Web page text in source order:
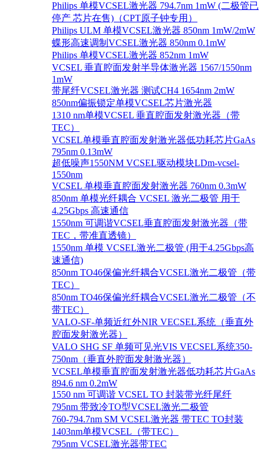
Philips 单模VCSEL激光器 794.7nm 1mW (二极管已
停产 芯片在售)（CPT原子钟专用）
Philips ULM 单模VCSEL激光器 850nm 1mW/2mW
蝶形高速调制VCSEL激光器 850nm 0.1mW
Philips 单模VCSEL激光器 852nm 1mW
VCSEL 垂直腔面发射半导体激光器 1567/1550nm
1mW
带尾纤VCSEL激光器 测试CH4 1654nm 2mW
850nm偏振锁定单模VCSEL芯片激光器
1310 nm单模VCSEL 垂直腔面发射激光器（带
TEC）
VCSEL单模垂直腔面发射激光器低功耗芯片GaAs
795nm 0.13mW
超低噪声1550NM VCSEL驱动模块LDm-vcsel-
1550nm
VCSEL 单模垂直腔面发射激光器 760nm 0.3mW
850nm 单模光纤耦合 VCSEL 激光二极管 用于
4.25Gbps 高速通信
1550nm 可调谐VCSEL垂直腔面发射激光器（带
TEC，带准直透镜）
1550nm 单模 VCSEL激光二极管 (用于4.25Gbps高
速通信)
850nm TO46保偏光纤耦合VCSEL激光二极管（带
TEC）
850nm TO46保偏光纤耦合VCSEL激光二极管（不
带TEC）
VALO-SF-单频近红外NIR VECSEL系统（垂直外
腔面发射激光器）
VALO SHG SF 单频可见光VIS VECSEL系统350-
750nm（垂直外腔面发射激光器）
VCSEL单模垂直腔面发射激光器低功耗芯片GaAs
894.6 nm 0.2mW
1550 nm 可调谐 VCSEL TO 封装带光纤尾纤
795nm 带致冷TO型VCSEL激光二极管
760-794.7nm SM VCSEL激光器 带TEC TO封装
1403nm单模VCSEL（带TEC）
795nm VCSEL激光器带TEC